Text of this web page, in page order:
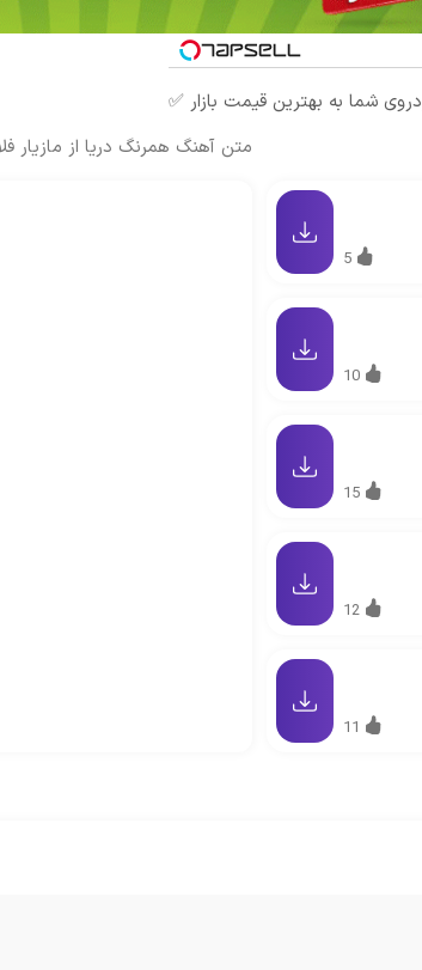
شما به بهترین قیمت بازار ✅
متن آهنگ همرنگ دریا از مازیار
5
10
15
12
11